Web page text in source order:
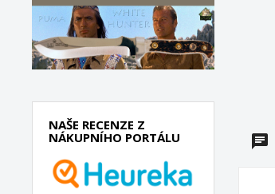
NAŠE RECENZE Z
NÁKUPNÍHO PORTÁLU